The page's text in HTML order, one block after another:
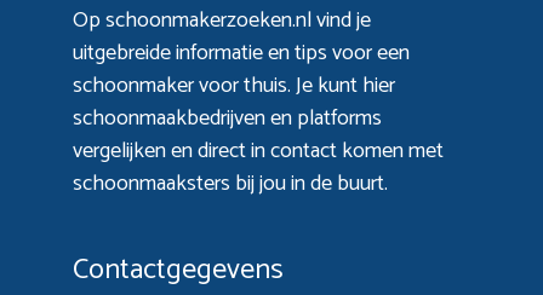
Op schoonmakerzoeken.nl vind je
uitgebreide informatie en tips voor een
schoonmaker voor thuis. Je kunt hier
schoonmaakbedrijven en platforms
vergelijken en direct in contact komen met
schoonmaaksters bij jou in de buurt.
Contactgegevens